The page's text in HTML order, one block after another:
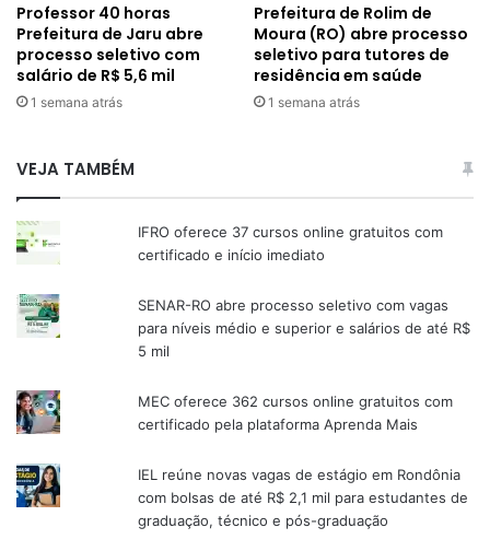
Professor 40 horas
Prefeitura de Jaru abre
processo seletivo com
salário de R$ 5,6 mil
1 semana atrás
Prefeitura de Rolim de
Moura (RO) abre processo
seletivo para tutores de
residência em saúde
1 semana atrás
VEJA TAMBÉM
IFRO oferece 37 cursos online gratuitos com
certificado e início imediato
SENAR-RO abre processo seletivo com vagas
para níveis médio e superior e salários de até R$
5 mil
MEC oferece 362 cursos online gratuitos com
certificado pela plataforma Aprenda Mais
IEL reúne novas vagas de estágio em Rondônia
com bolsas de até R$ 2,1 mil para estudantes de
graduação, técnico e pós-graduação